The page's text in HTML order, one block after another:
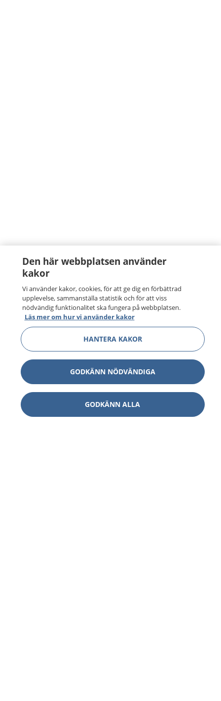
Den här webbplatsen använder
kakor
Vi använder kakor, cookies, för att ge dig en förbättrad
upplevelse, sammanställa statistik och för att viss
nödvändig funktionalitet ska fungera på webbplatsen.
Läs mer om hur vi använder kakor
HANTERA KAKOR
GODKÄNN NÖDVÄNDIGA
GODKÄNN ALLA